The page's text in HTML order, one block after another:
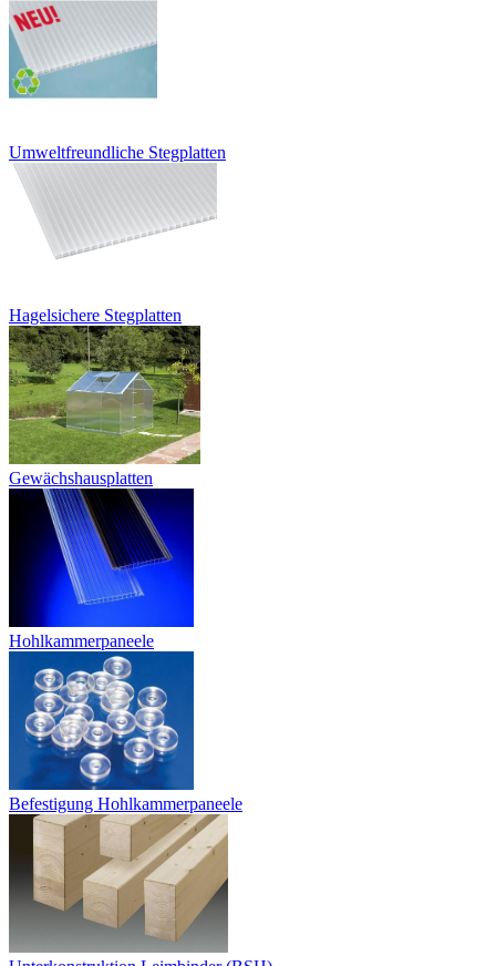
Umweltfreundliche Stegplatten
Hagelsichere Stegplatten
Gewächshausplatten
Hohlkammerpaneele
Befestigung Hohlkammerpaneele